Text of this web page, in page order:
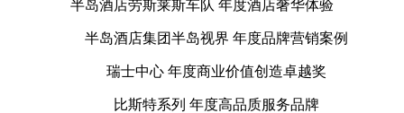
半岛酒店劳斯莱斯车队 年度酒店奢华体验
半岛酒店集团半岛视界 年度品牌营销案例
瑞士中心 年度商业价值创造卓越奖
比斯特系列 年度高品质服务品牌